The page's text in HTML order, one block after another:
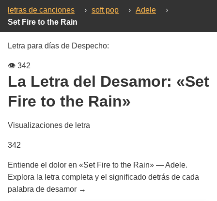
letras de canciones › soft pop › Adele
›
Set Fire to the Rain
Letra para días de Despecho:
👁️ 342
La Letra del Desamor: «Set
Fire to the Rain»
Visualizaciones de letra
342
Entiende el dolor en «Set Fire to the Rain» — Adele.
Explora la letra completa y el significado detrás de cada
palabra de desamor →